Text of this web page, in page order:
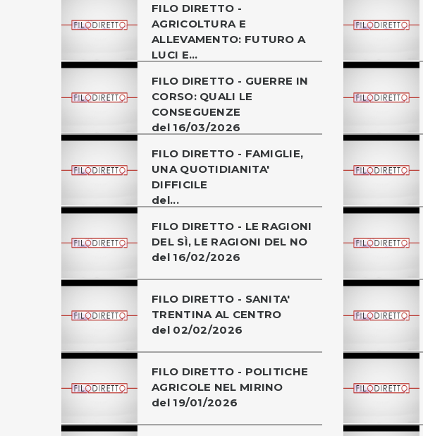
FILO DIRETTO -
AGRICOLTURA E
ALLEVAMENTO: FUTURO A
LUCI E...
FILO DIRETTO - GUERRE IN
CORSO: QUALI LE
CONSEGUENZE
del 16/03/2026
FILO DIRETTO - FAMIGLIE,
UNA QUOTIDIANITA'
DIFFICILE
del...
FILO DIRETTO - LE RAGIONI
DEL SÌ, LE RAGIONI DEL NO
del 16/02/2026
FILO DIRETTO - SANITA'
TRENTINA AL CENTRO
del 02/02/2026
FILO DIRETTO - POLITICHE
AGRICOLE NEL MIRINO
del 19/01/2026